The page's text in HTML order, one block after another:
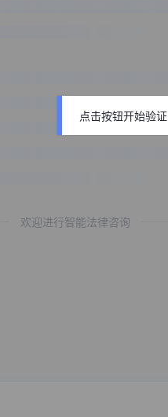
欢迎进行智能法律咨询
点击按钮开始验证